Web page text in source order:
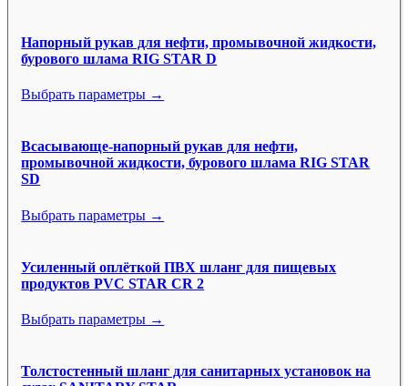
Напорный рукав для нефти, промывочной жидкости,
бурового шлама RIG STAR D
Выбрать параметры →
Всасывающе-напорный рукав для нефти,
промывочной жидкости, бурового шлама RIG STAR
SD
Выбрать параметры →
Усиленный оплёткой ПВХ шланг для пищевых
продуктов PVC STAR CR 2
Выбрать параметры →
Толстостенный шланг для санитарных установок на